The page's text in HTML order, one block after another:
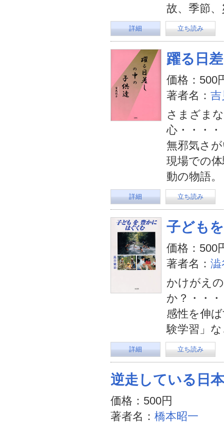
故、季節
詳細 立ち読み
躍る日
価格：500
著者名： 吉
さまざま
心・・・
無邪気さ
現場での
動の物語。
詳細 立ち読み
子ども
価格：500
著者名： 澁
かけがえ
か？・・
感性を伸
験学習」
詳細 立ち読み
逆走している日
価格：500円
著者名： 橋本昭一